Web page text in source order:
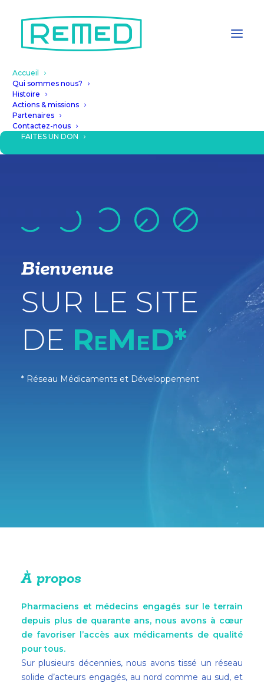
Accueil
Qui sommes nous?
Histoire
Actions & missions
Partenaires
Contactez-nous
FAITES UN DON
Bienvenue
SUR LE SITE
DE ReMeD*
* Réseau Médicaments et Développement
À propos
Pharmaciens et médecins engagés sur le terrain
depuis plus de quarante ans, nous avons à cœur
de favoriser l’accès aux médicaments de qualité
pour tous.
Sur plusieurs décennies, nous avons tissé un réseau
solide d’acteurs engagés, au nord comme au sud, et